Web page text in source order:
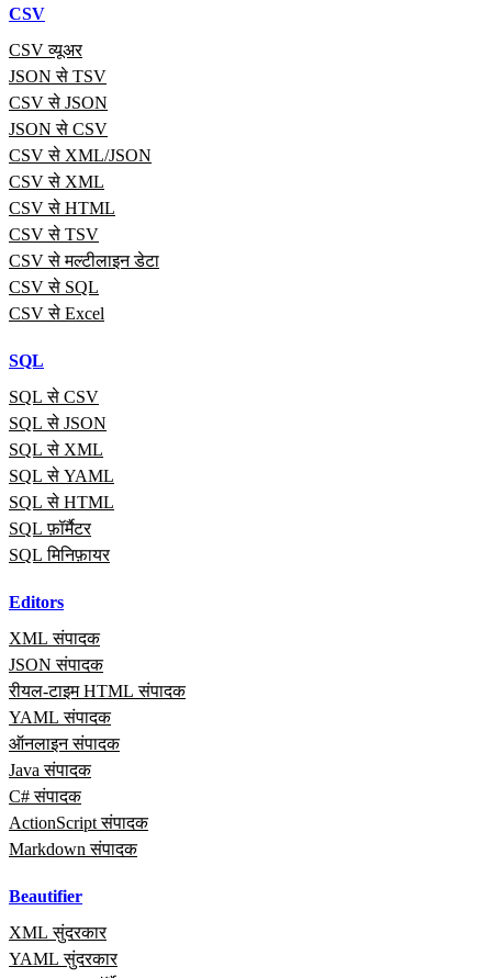
CSV
CSV व्यूअर
JSON से TSV
CSV से JSON
JSON से CSV
CSV से XML/JSON
CSV से XML
CSV से HTML
CSV से TSV
CSV से मल्टीलाइन डेटा
CSV से SQL
CSV से Excel
SQL
SQL से CSV
SQL से JSON
SQL से XML
SQL से YAML
SQL से HTML
SQL फ़ॉर्मैटर
SQL मिनिफ़ायर
Editors
XML संपादक
JSON संपादक
रीयल‑टाइम HTML संपादक
YAML संपादक
ऑनलाइन संपादक
Java संपादक
C# संपादक
ActionScript संपादक
Markdown संपादक
Beautifier
XML सुंदरकार
YAML सुंदरकार